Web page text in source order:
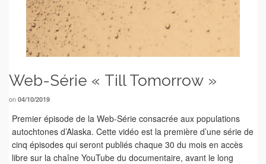
Web-Série « Till Tomorrow »
on 04/10/2019
Premier épisode de la Web-Série consacrée aux populations
autochtones d’Alaska. Cette vidéo est la première d’une série de
cinq épisodes qui seront publiés chaque 30 du mois en accès
libre sur la chaîne YouTube du documentaire, avant le long